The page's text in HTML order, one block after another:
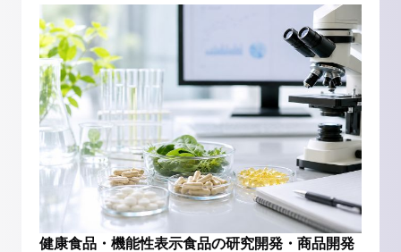
健康食品・機能性表示食品の研究開発・商品開発